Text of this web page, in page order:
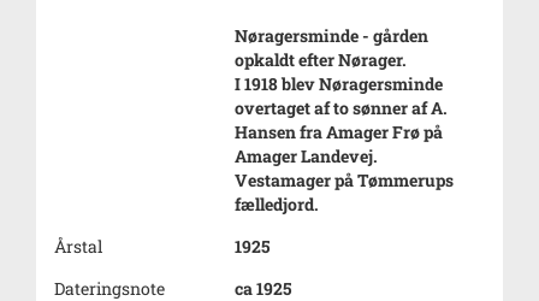
Nøragersminde - gården
opkaldt efter Nørager.
I 1918 blev Nøragersminde
overtaget af to sønner af A.
Hansen fra Amager Frø på
Amager Landevej.
Vestamager på Tømmerups
fælledjord.
Årstal
1925
Dateringsnote
ca 1925